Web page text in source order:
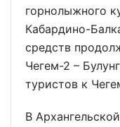
горнолыжного
Кабардино-
средств
Чегем-2 –
туристов к
В